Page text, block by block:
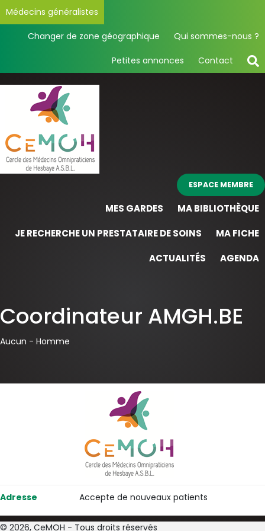
Médecins généralistes
Changer de zone géographique Qui sommes-nous ?
Petites annonces Contact
ESPACE MEMBRE
MES GARDES
MA BIBLIOTHÈQUE
JE RECHERCHE UN PRESTATAIRE DE SOINS
MA FICHE
ACTUALITÉS
AGENDA
Coordinateur AMGH.BE
Aucun - Homme
Adresse Accepte de nouveaux patients
© 2026, CeMOH - Tous droits réservés